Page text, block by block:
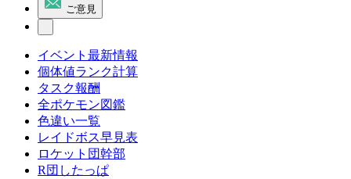
ご意見
イベント最新情報
個体値ランク計算
タスク報酬
全ポケモン図鑑
色違い一覧
レイドボス早見表
ロケット団幹部
R団したっぱ